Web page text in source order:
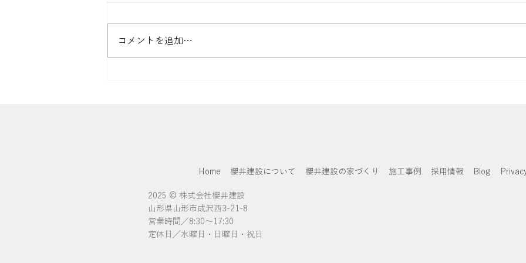
コメントを追加…
Home 櫻井建設について 櫻井建設の家づくり 施工事例 採用情報 Blog
2025 © 株式会社櫻井建設
山形県山形市成沢西3-21-8
営業時間／8:30〜17:30
定休日／水曜日・日曜日・祝日